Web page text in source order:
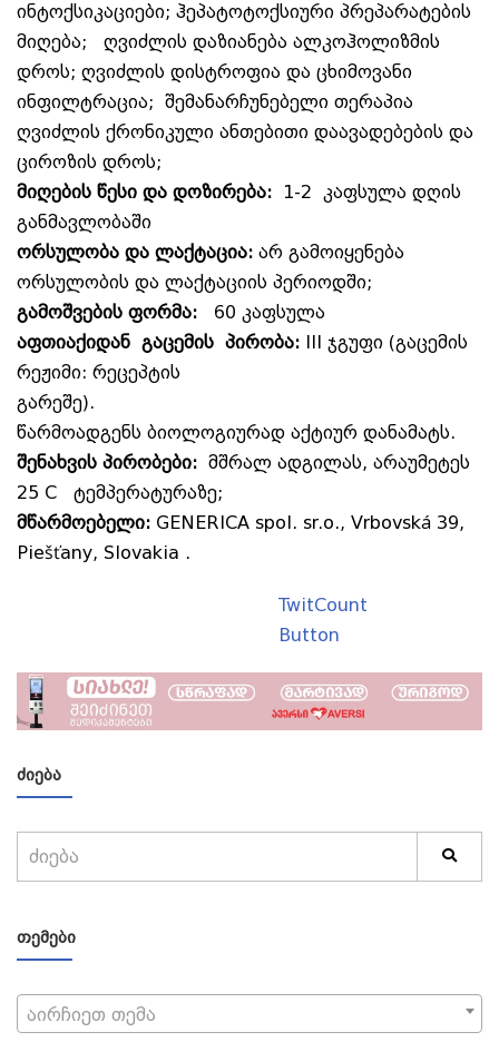
ინტოქსიკაციები; ჰეპატოტოქსიური პრეპარატების
მიღება; ღვიძლის დაზიანება ალკოჰოლიზმის
დროს; ღვიძლის დისტროფია და ცხიმოვანი
ინფილტრაცია; შემანარჩუნებელი თერაპია
ღვიძლის ქრონიკული ანთებითი დაავადებების და
ციროზის დროს;
მიღების წესი და დოზირება: 1-2 კაფსულა დღის
განმავლობაში
ორსულობა და ლაქტაცია: არ გამოიყენება
ორსულობის და ლაქტაციის პერიოდში;
გამოშვების ფორმა: 60 კაფსულა
აფთიაქიდან გაცემის პირობა: III ჯგუფი (გაცემის
რეჟიმი: რეცეპტის
გარეშე).
წარმოადგენს ბიოლოგიურად აქტიურ დანამატს.
შენახვის პირობები: მშრალ ადგილას, არაუმეტეს
25 C
ტემპერატურაზე;
მწარმოებელი: GENERICA spol. sr.o., Vrbovská 39,
Piešťany, Slovakia .
TwitCount
Button
ᲫᲘᲔᲑᲐ
ᲗᲔᲛᲔᲑᲘ
აირჩიეთ თემა